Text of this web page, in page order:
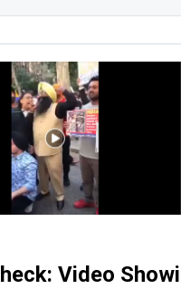
Video